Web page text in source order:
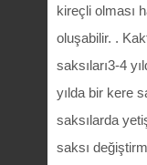
kireçli olması
oluşabilir. .
saksıları3-4
yılda bir kere
saksılarda
saksı